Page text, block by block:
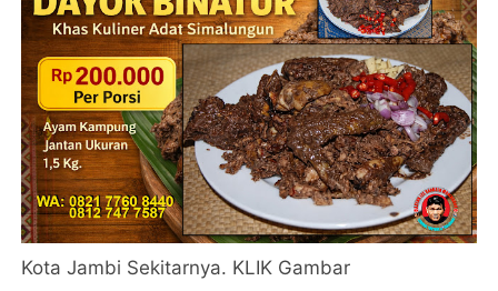
Kota Jambi Sekitarnya. KLIK Gambar